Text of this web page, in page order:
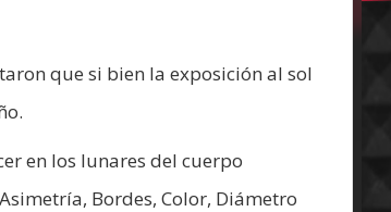
que si bien la exposición al sol
en los lunares del cuerpo
Bordes, Color, Diámetro